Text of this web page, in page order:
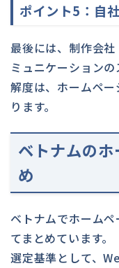
ポイント5：自
最後には、制作会
ミュニケーション
解度は、ホームペ
ります。
ベトナムの
め
ベトナムでホーム
てまとめています。
選定基準として、